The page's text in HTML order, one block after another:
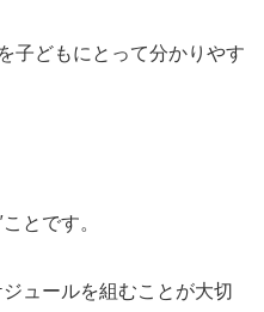
子どもにとって分かりやす
ことです。
ジュールを組むことが大切